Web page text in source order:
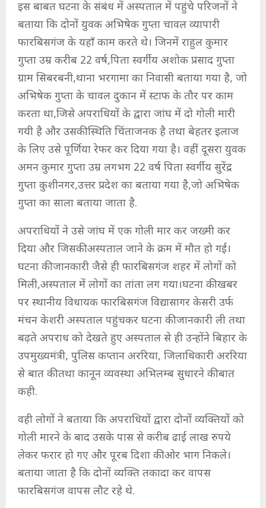
इस बाबत घटना के संबंध में अस्पताल में पहुंचे परिजनों ने
बताया कि दोनों युवक अभिषेक गुप्ता चावल व्यापारी
फारबिसगंज के यहाँ काम करते थे। जिनमें राहुल कुमार
गुप्ता उम्र करीब 22 वर्ष,पिता स्वर्गीय अशोक प्रसाद गुप्ता
ग्राम सिबरबनी,थाना भरगामा का निवासी बताया गया है, जो
अभिषेक गुप्ता के चावल दुकान में स्टाफ के तौर पर काम
करता था,जिसे अपराधियों के द्वारा जांघ में दो गोली मारी
गयी है और उसकी स्थिति चिंताजनक है तथा बेहतर इलाज
के लिए उसे पूर्णिया रेफर कर दिया गया है। वहीं दूसरा युवक
अमन कुमार गुप्ता उम्र लगभग 22 वर्ष पिता स्वर्गीय सुरेंद्र
गुप्ता कुशीनगर,उत्तर प्रदेश का बताया गया है,जो अभिषेक
गुप्ता का साला बताया जाता है.
अपराधियों ने उसे जांघ में एक गोली मार कर जख्मी कर
दिया और जिसकी अस्पताल जाने के क्रम में मौत हो गई।
घटना की जानकारी जैसे ही फारबिसगंज शहर में लोगों को
मिली,अस्पताल में लोगों का तांता लग गया।घटना की खबर
पर स्थानीय विधायक फारबिसगंज विद्यासागर केसरी उर्फ
मंचन केशरी अस्पताल पहुंचकर घटना की जानकारी ली तथा
बढ़ते अपराध को देखते हुए अस्पताल से ही उन्होंने बिहार के
उपमुख्यमंत्री, पुलिस कप्तान अररिया, जिलाधिकारी अररिया
से बात की तथा कानून व्यवस्था अभिलम्ब सुधारने की बात
कही.
वही लोगों ने बताया कि अपराधियों द्वारा दोनों व्यक्तियों को
गोली मारने के बाद उसके पास से करीब ढाई लाख रुपये
लेकर फरार हो गए और पूरब दिशा की ओर भाग निकले।
बताया जाता है कि दोनों व्यक्ति तकादा कर वापस
फारबिसगंज वापस लौट रहे थे.